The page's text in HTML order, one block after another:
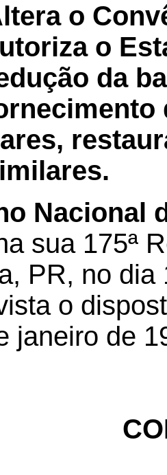
o
o
da
Nacional
sua 175ª
PR, no
o
janeiro de